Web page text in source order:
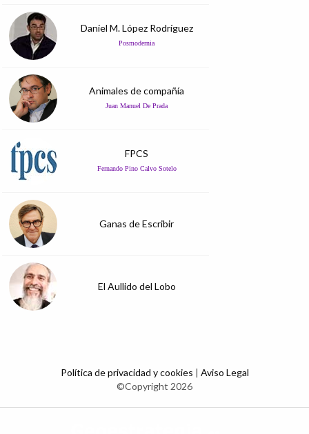
Daniel M. López Rodríguez
Posmodernia
Animales de compañía
Juan Manuel De Prada
FPCS
Fernando Pino Calvo Sotelo
Ganas de Escribir
El Aullido del Lobo
Política de privacidad y cookies | Aviso Legal
©Copyright 2026